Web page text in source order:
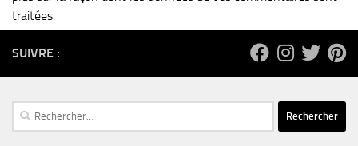
traitées
SUIVRE :
Rechercher :